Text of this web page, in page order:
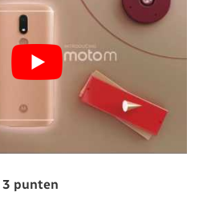
3 punten